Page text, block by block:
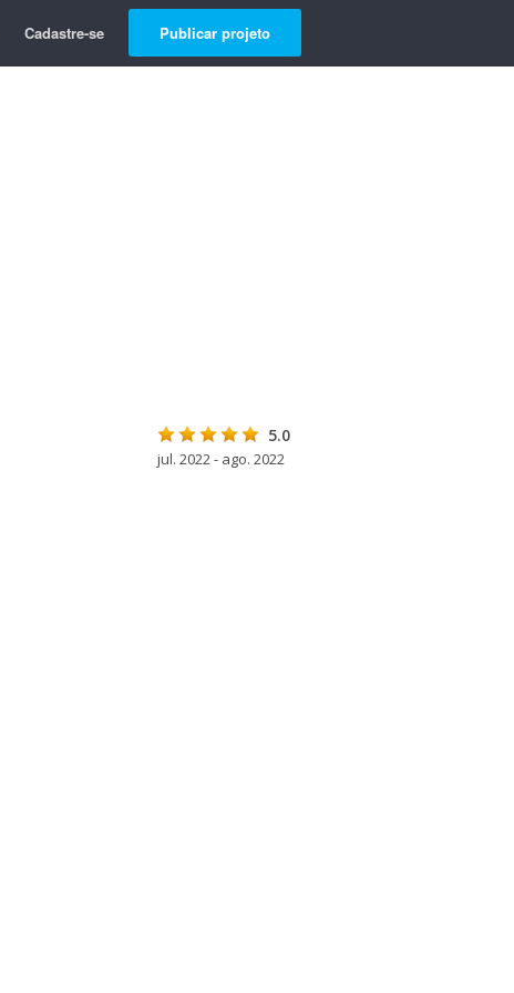
Cadastre-se Publicar projeto
5.0
jul. 2022 - ago. 2022